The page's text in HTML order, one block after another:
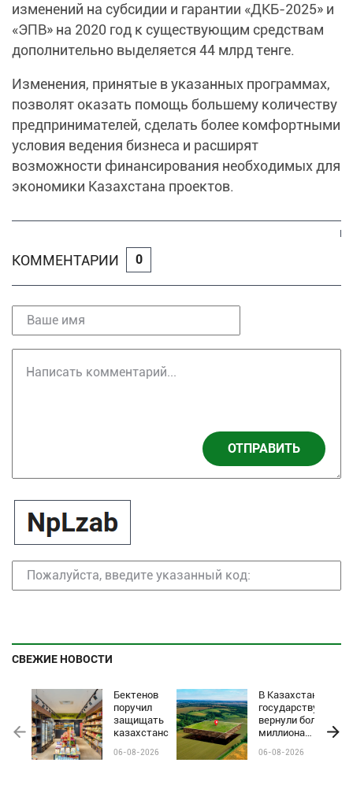
изменений на субсидии и гарантии «ДКБ-2025» и
«ЭПВ» на 2020 год к существующим средствам
дополнительно выделяется 44 млрд тенге.
Изменения, принятые в указанных программах,
позволят оказать помощь большему количеству
предпринимателей, сделать более комфортными
условия ведения бизнеса и расширят
возможности финансирования необходимых для
экономики Казахстана проектов.
КОММЕНТАРИИ 0
ОТПРАВИТЬ
СВЕЖИЕ НОВОСТИ
Бектенов
поручил
защищать
казахстанские
чёрного пиара
06-08-2026
В Казахстане
государству
вернули более
миллиона
сельхозземель
06-08-2026